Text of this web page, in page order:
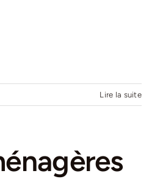
Lire la suite